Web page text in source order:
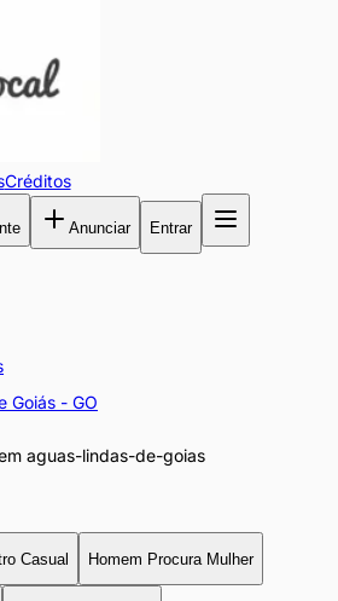
Créditos
Anunciar Entrar
Goiás - GO
aguas-lindas-de-goias
Casual Homem Procura Mulher